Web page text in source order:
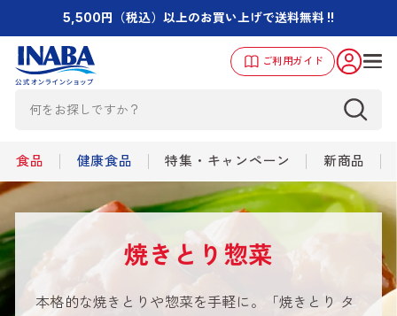
5,500円（税込）以上のお買い上げで送料無料 !!
ご利用ガイド
食品 健康食品 特集・キャンペーン 新商品
焼きとり惣菜
本格的な焼きとりや惣菜を手軽に。「焼きとり タ